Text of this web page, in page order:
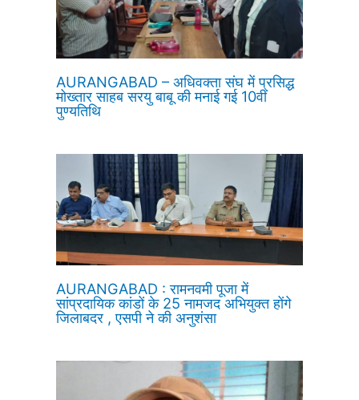
AURANGABAD – अधिवक्ता संघ में प्रसिद्ध
मोख्तार साहब सरयु बाबू की मनाई गई 10वीं
पुण्यतिथि
AURANGABAD : रामनवमी पूजा में
सांप्रदायिक कांडों के 25 नामजद अभियुक्त होंगे
जिलाबदर , एसपी ने की अनुशंसा